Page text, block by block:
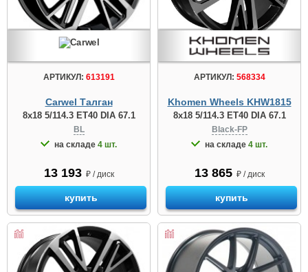
АРТИКУЛ: 613191
Carwel Талган
8x18 5/114.3 ET40 DIA 67.1
BL
на складе 4 шт.
13 193 ₽ / диск
купить
АРТИКУЛ: 568334
Khomen Wheels KHW1815
8x18 5/114.3 ET40 DIA 67.1
Black-FP
на складе 4 шт.
13 865 ₽ / диск
купить